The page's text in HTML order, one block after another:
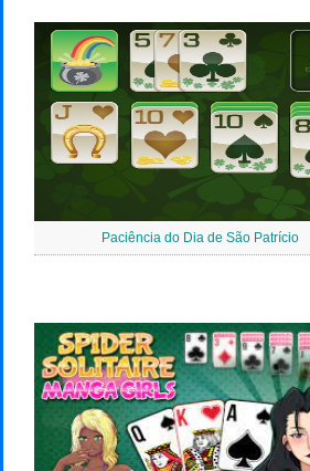
Paciência do Dia de São Patrício